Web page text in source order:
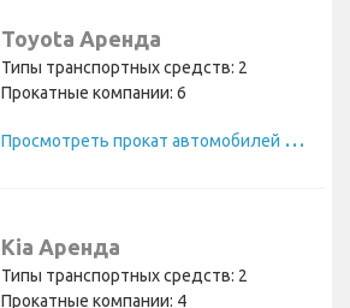
Toyota Аренда
Типы транспортных средств: 2
Прокатные компании: 6
П
росмотреть прокат автомобилей Toyota
Kia Аренда
Типы транспортных средств: 2
Прокатные компании: 4